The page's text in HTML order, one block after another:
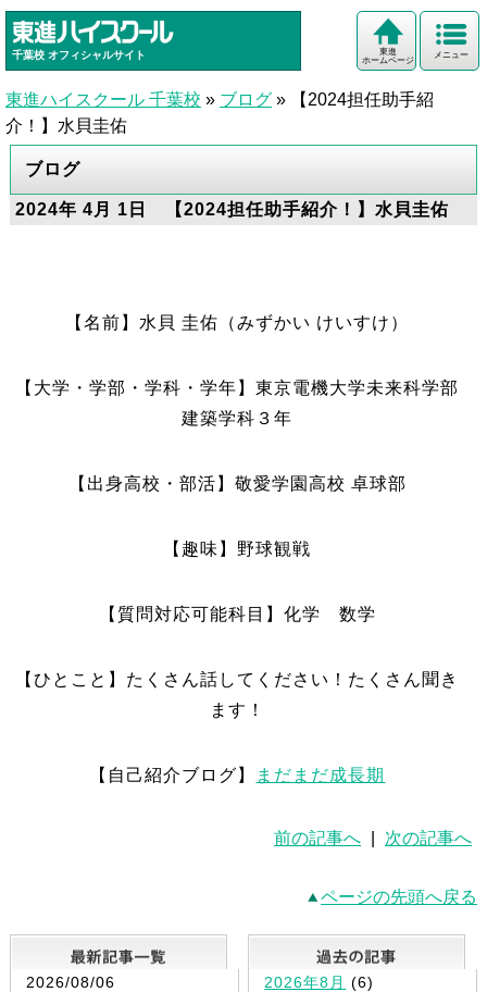
千葉校 オフィシャルサイト メニュー
東進
ホームページ
東進ハイスクール 千葉校 » ブログ »
【2024担任助手紹
介！】水貝圭佑
ブログ
2024年 4月 1日 【2024担任助手紹介！】水貝圭佑
【名前】水貝 圭佑（みずかい けいすけ）
【大学・学部・学科・学年】東京電機大学未来科学部
建築学科３年
【出身高校・部活】敬愛学園高校 卓球部
【趣味】野球観戦
【質問対応可能科目】化学 数学
【ひとこと】たくさん話してください！たくさん聞き
ます！
【自己紹介ブログ】 まだまだ成長期
前の記事へ 次の記事へ
ページの先頭へ戻る
最新記事一覧
2026/08/06
2026年8月 (6)